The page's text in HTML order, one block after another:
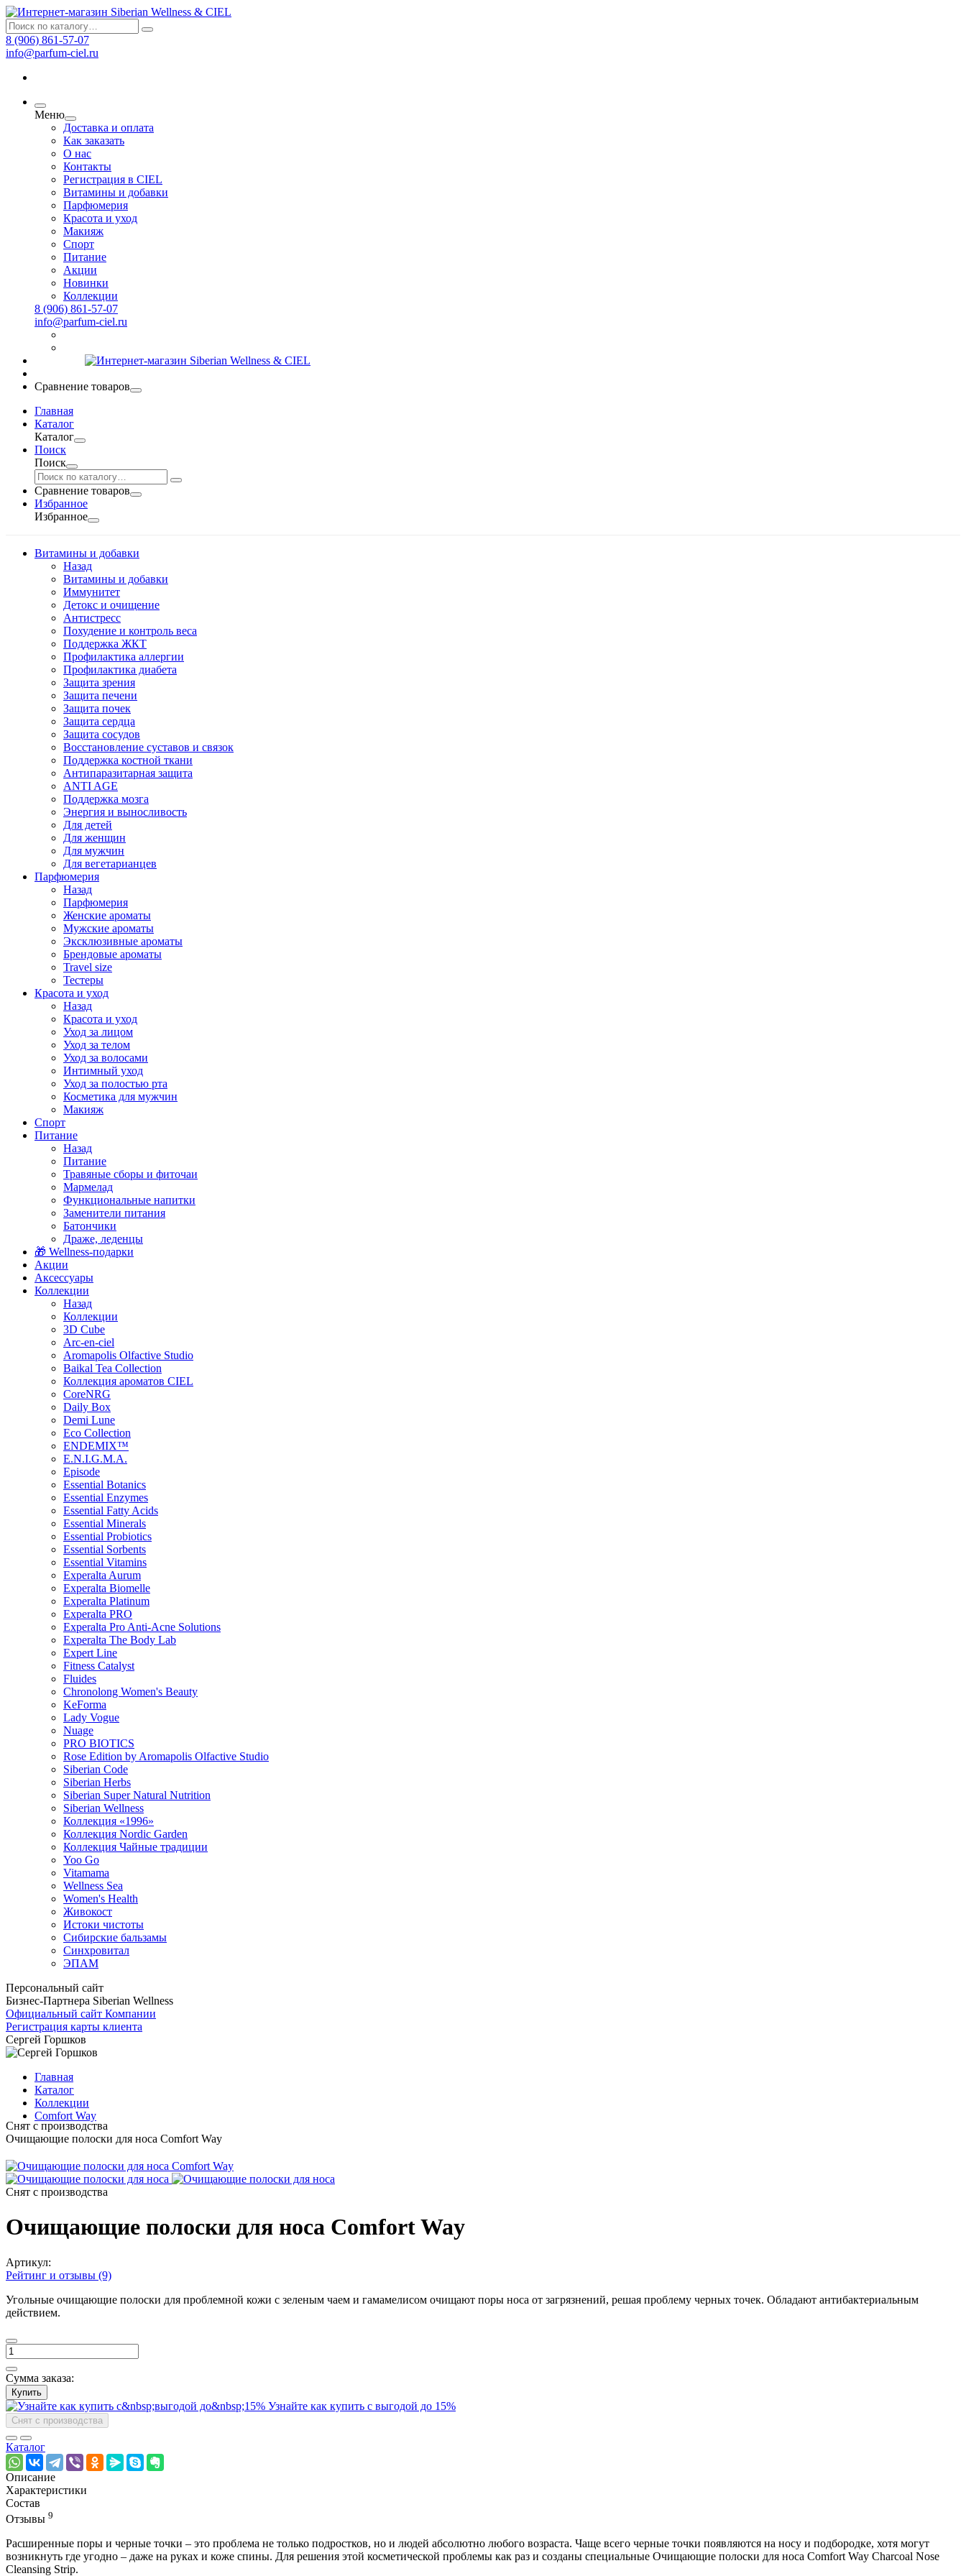
8 (906) 861-57-07
info@parfum-ciel.ru
Меню
Доставка и оплата
Как заказать
О нас
Контакты
Регистрация в CIEL
Витамины и добавки
Парфюмерия
Красота и уход
Макияж
Спорт
Питание
Акции
Новинки
Коллекции
8 (906) 861-57-07
info@parfum-ciel.ru
Сравнение товаров
Главная
Каталог
Каталог
Поиск
Поиск
Сравнение товаров
Избранное
Избранное
Витамины и добавки
Назад
Витамины и добавки
Иммунитет
Детокс и очищение
Антистресс
Похудение и контроль веса
Поддержка ЖКТ
Профилактика аллергии
Профилактика диабета
Защита зрения
Защита печени
Защита почек
Защита сердца
Защита сосудов
Восстановление суставов и связок
Поддержка костной ткани
Антипаразитарная защита
ANTI AGE
Поддержка мозга
Энергия и выносливость
Для детей
Для женщин
Для мужчин
Для вегетарианцев
Парфюмерия
Назад
Парфюмерия
Женские ароматы
Мужские ароматы
Эксклюзивные ароматы
Брендовые ароматы
Travel size
Тестеры
Красота и уход
Назад
Красота и уход
Уход за лицом
Уход за телом
Уход за волосами
Интимный уход
Уход за полостью рта
Косметика для мужчин
Макияж
Спорт
Питание
Назад
Питание
Травяные сборы и фиточаи
Мармелад
Функциональные напитки
Заменители питания
Батончики
Драже, леденцы
🎁 Wellness-подарки
Акции
Аксессуары
Коллекции
Назад
Коллекции
3D Cube
Arc-en-ciel
Aromapolis Olfactive Studio
Baikal Tea Collection
Коллекция ароматов CIEL
СoreNRG
Daily Box
Demi Lune
Eco Collection
ENDEMIX™
E.N.I.G.M.A.
Episode
Essential Botanics
Essential Enzymes
Essential Fatty Acids
Essential Minerals
Essential Probiotics
Essential Sorbents
Essential Vitamins
Experalta Aurum
Experalta Biomelle
Experalta Platinum
Experalta PRO
Experalta Pro Anti-Acne Solutions
Experalta The Body Lab
Expert Line
Fitness Catalyst
Fluides
Chronolong Women's Beauty
KeForma
Lady Vogue
Nuage
PRO BIOTICS
Rose Edition by Aromapolis Olfactive Studio
Siberian Code
Siberian Herbs
Siberian Super Natural Nutrition
Siberian Wellness
Коллекция «1996»
Коллекция Nordic Garden
Коллекция Чайные традиции
Yoo Go
Vitamama
Wellness Sea
Women's Health
Живокост
Истоки чистоты
Сибирские бальзамы
Синхровитал
ЭПАМ
Персональный сайт
Бизнес-Партнера Siberian Wellness
Официальный сайт Компании
Регистрация карты клиента
Сергей Горшков
Главная
Каталог
Коллекции
Comfort Way
Снят с производства
Очищающие полоски для носа Comfort Way
Снят с производства
Очищающие полоски для носа Comfort Way
Артикул:
Рейтинг и отзывы (9)
Угольные очищающие полоски для проблемной кожи с зеленым чаем и гамамелисом очищают поры носа от загрязнений, решая проблему черных точек. Обладают антибактериальным
действием.
Сумма заказа:
Купить
Узнайте как купить с выгодой до 15%
Снят с производства
Каталог
Описание
Характеристики
Состав
Отзывы 9
Расширенные поры и черные точки – это проблема не только подростков, но и людей абсолютно любого возраста. Чаще всего черные точки появляются на носу и подбородке, хотя могут
возникнуть где угодно – даже на руках и коже спины. Для решения этой косметической проблемы как раз и созданы специальные Очищающие полоски для носа Comfort Way Charcoal Nose
Cleansing Strip.